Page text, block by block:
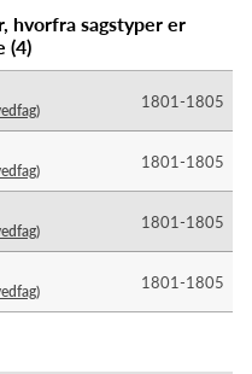
hvorfra sagstyper er
(4)
) 1801-​1805
) 1801-​1805
) 1801-​1805
) 1801-​1805